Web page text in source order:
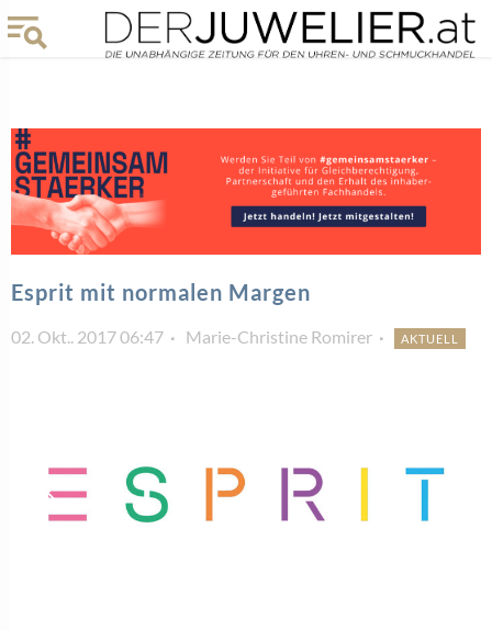
Esprit mit normalen Margen
02. Okt.. 2017 06:47 Marie-Christine Romirer AKTUELL